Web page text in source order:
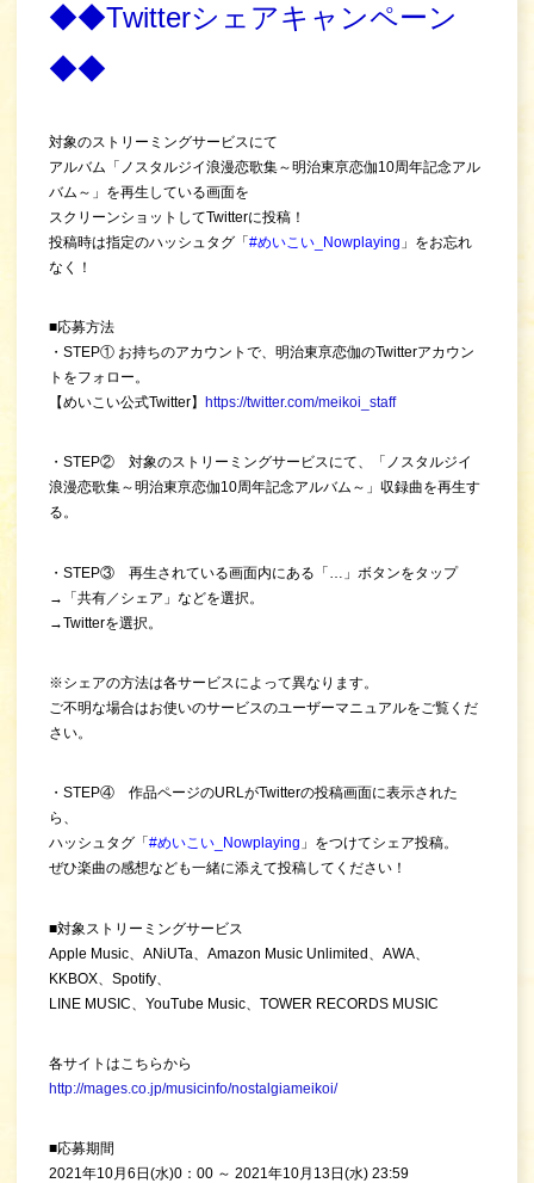
◆◆Twitterシェアキャンペーン
◆◆
対象のストリーミングサービスにて
アルバム「ノスタルジイ浪漫恋歌集～明治東亰恋伽10周年記念アル
バム～」を再生している画面を
スクリーンショットしてTwitterに投稿！
投稿時は指定のハッシュタグ「#めいこい_Nowplaying 」をお忘れ
なく！
■応募方法
・STEP① お持ちのアカウントで、明治東亰恋伽のTwitterアカウン
トをフォロー。
【めいこい公式Twitter】
https://twitter.com/meikoi_staff
・STEP② 対象のストリーミングサービスにて、「ノスタルジイ
浪漫恋歌集～明治東亰恋伽10周年記念アルバム～」収録曲を再生す
る。
・STEP③ 再生されている画面内にある「…」ボタンをタップ
→「共有／シェア」などを選択。
→Twitterを選択。
※シェアの方法は各サービスによって異なります。
ご不明な場合はお使いのサービスのユーザーマニュアルをご覧くだ
さい。
・STEP④ 作品ページのURLがTwitterの投稿画面に表示された
ら、
ハッシュタグ「 #めいこい_Nowplaying 」をつけてシェア投稿。
ぜひ楽曲の感想なども一緒に添えて投稿してください！
■対象ストリーミングサービス
Apple Music、ANiUTa、Amazon Music Unlimited、AWA、
KKBOX、Spotify、
LINE MUSIC、YouTube Music、TOWER RECORDS MUSIC
各サイトはこちらから
http://mages.co.jp/musicinfo/nostalgiameikoi/
■応募期間
2021年10月6日(水)0：00 ～ 2021年10月13日(水) 23:59